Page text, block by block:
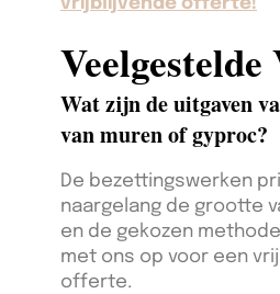
vrijblijvende offerte!
Wat zijn de uitgaven
van muren of gyproc?
De bezettingswerken
naargelang de grootte
en de gekozen
met ons op voor een
offerte.